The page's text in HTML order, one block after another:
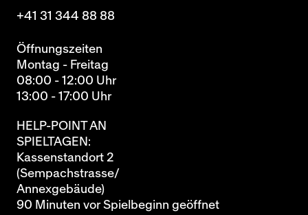
+41 31 344 88 88
Öffnungszeiten
Montag - Freitag
08:00 - 12:00 Uhr
13:00 - 17:00 Uhr
HELP-POINT AN
SPIELTAGEN:
Kassenstandort 2
(Sempachstrasse/
Annexgebäude)
90 Minuten vor Spielbeginn geöffnet